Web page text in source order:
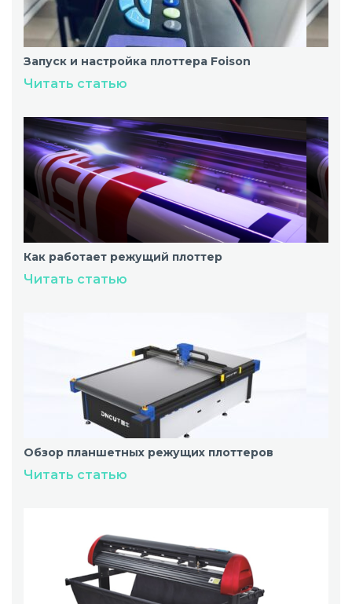
Запуск и настройка плоттера Foison
Читать статью
Как работает режущий плоттер
Читать статью
Обзор планшетных режущих плоттеров
Читать статью